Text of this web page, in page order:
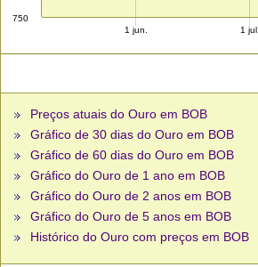
750
1 jun. 1 jul.
Preços atuais do Ouro em BOB
Gráfico de 30 dias do Ouro em BOB
Gráfico de 60 dias do Ouro em BOB
Gráfico do Ouro de 1 ano em BOB
Gráfico do Ouro de 2 anos em BOB
Gráfico do Ouro de 5 anos em BOB
Histórico do Ouro com preços em BOB